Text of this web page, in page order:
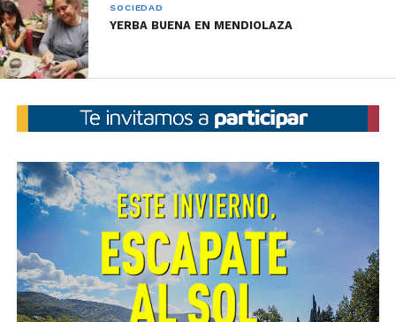
SOCIEDAD
YERBA BUENA EN MENDIOLAZA